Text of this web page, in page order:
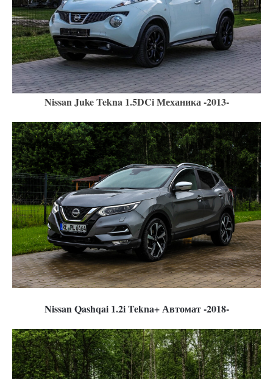
Nissan Juke Tekna 1.5DCi Механика -2013-
Nissan Qashqai 1.2i Tekna+ Автомат -2018-